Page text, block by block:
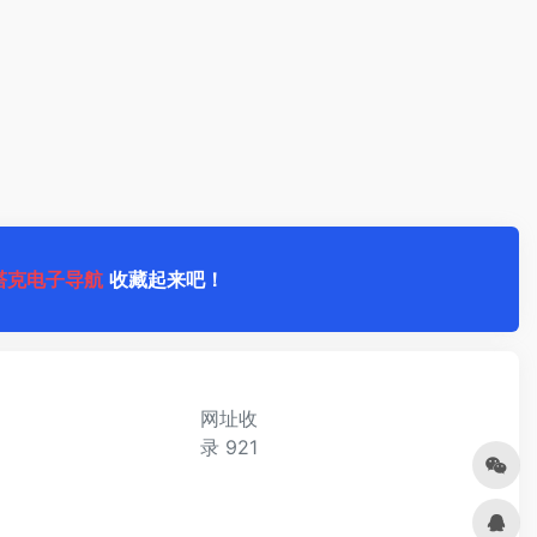
克电子导航 收藏起来吧！
网址收
录 921